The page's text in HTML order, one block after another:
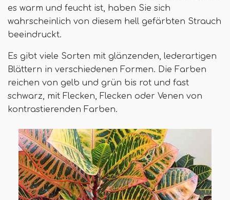
es warm und feucht ist, haben Sie sich
wahrscheinlich von diesem hell gefärbten Strauch
beeindruckt.
Es gibt viele Sorten mit glänzenden, lederartigen
Blättern in verschiedenen Formen. Die Farben
reichen von gelb und grün bis rot und fast
schwarz, mit Flecken, Flecken oder Venen von
kontrastierenden Farben.